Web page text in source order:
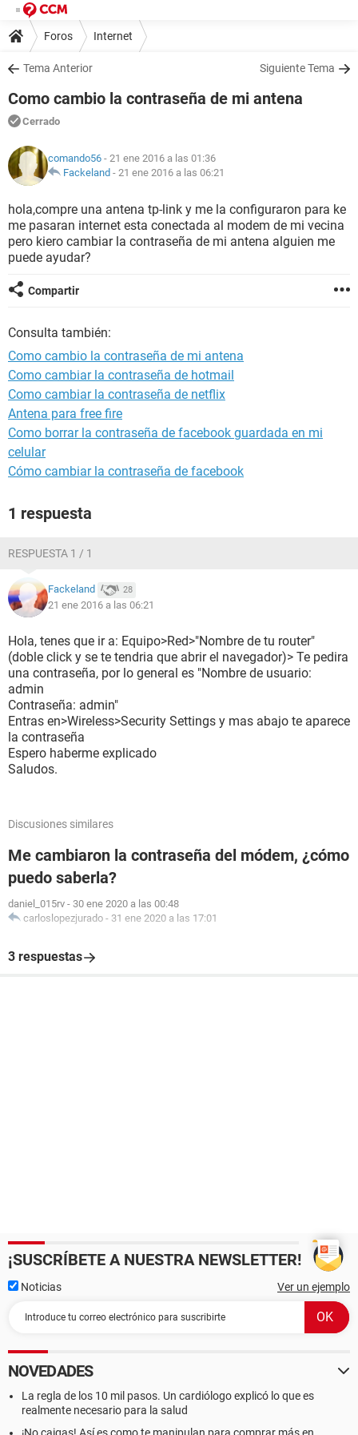
Foros Internet
Tema Anterior Siguiente Tema
Como cambio la contraseña de mi antena
Cerrado
comando56 - 21 ene 2016 a las 01:36
Fackeland - 21 ene 2016 a las 06:21
hola,compre una antena tp-link y me la configuraron para ke
me pasaran internet esta conectada al modem de mi vecina
pero kiero cambiar la contraseña de mi antena alguien me
puede ayudar?
Compartir
Consulta también:
Como cambio la contraseña de mi antena
Como cambiar la contraseña de hotmail
Como cambiar la contraseña de netflix
Antena para free fire
Como borrar la contraseña de facebook guardada en mi
celular
Cómo cambiar la contraseña de facebook
1 respuesta
RESPUESTA 1 / 1
Fackeland 28
21 ene 2016 a las 06:21
Hola, tenes que ir a: Equipo>Red>"Nombre de tu router"
(doble click y se te tendria que abrir el navegador)> Te pedira
una contraseña, por lo general es "Nombre de usuario:
admin
Contraseña: admin"
Entras en>Wireless>Security Settings y mas abajo te aparece
la contraseña
Espero haberme explicado
Saludos.
Discusiones similares
Me cambiaron la contraseña del módem, ¿cómo
puedo saberla?
daniel_015rv - 30 ene 2020 a las 00:48
carloslopezjurado - 31 ene 2020 a las 17:01
3 respuestas
¡SUSCRÍBETE A NUESTRA NEWSLETTER!
Noticias Ver un ejemplo
NOVEDADES
La regla de los 10 mil pasos. Un cardiólogo explicó lo que es
realmente necesario para la salud